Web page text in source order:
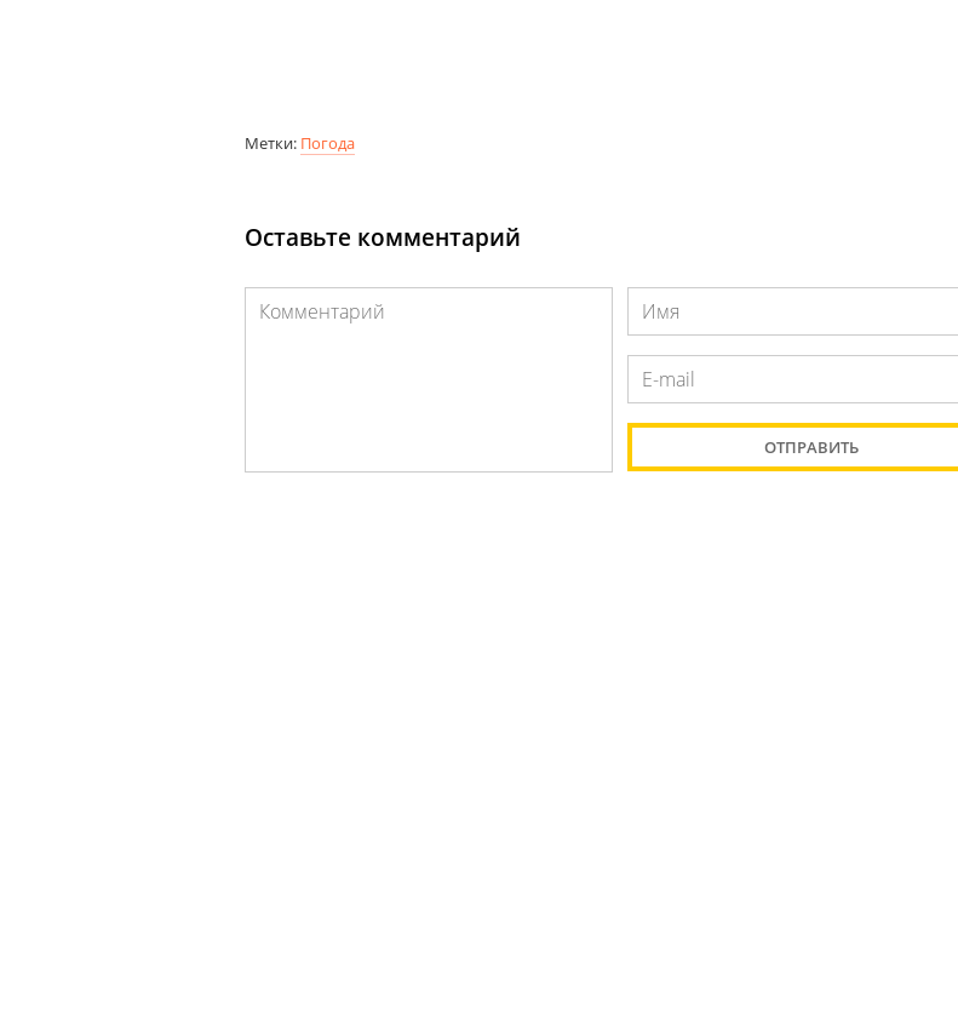
Метки: Погода
Оставьте комментарий